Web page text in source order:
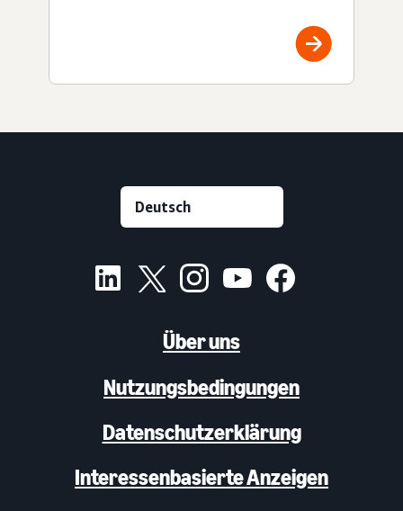
Über uns
Nutzungsbedingungen
Datenschutzerklärung
Interessenbasierte Anzeigen